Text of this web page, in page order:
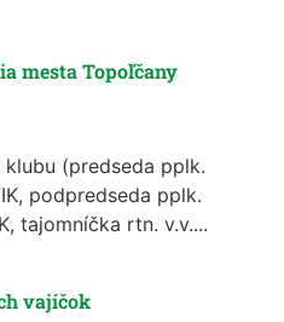
mesta Topoľčany
(predseda pplk.
podpredseda pplk.
tajomníčka rtn. v.v....
vajíčok